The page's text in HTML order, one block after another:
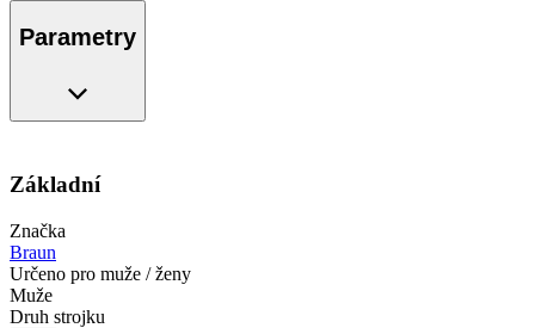
Parametry
Základní
Značka
Braun
Určeno pro muže / ženy
Muže
Druh strojku